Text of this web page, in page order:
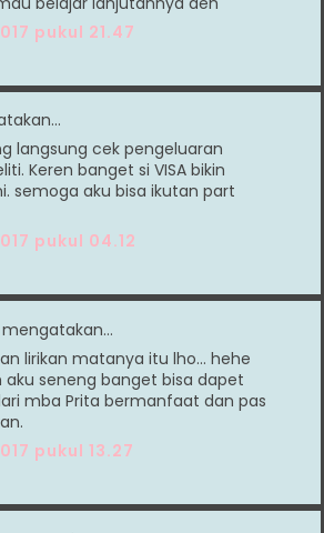
pukul 21.47
langsung cek pengeluaran
Keren banget si VISA bikin
semoga aku bisa ikutan part
pukul 04.12
mengatakan…
lirikan matanya itu lho... hehe
aku seneng banget bisa dapet
mba Prita bermanfaat dan pas
pukul 13.27